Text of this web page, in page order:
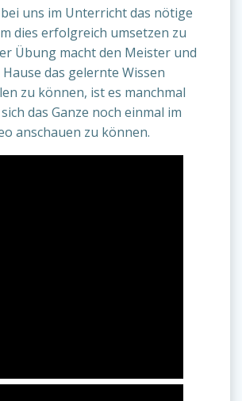
uns im Unterricht das nötige
dies erfolgreich umsetzen zu
Übung macht den Meister und
Hause das gelernte Wissen
zu können, ist es manchmal
das Ganze noch einmal im
anschauen zu können.